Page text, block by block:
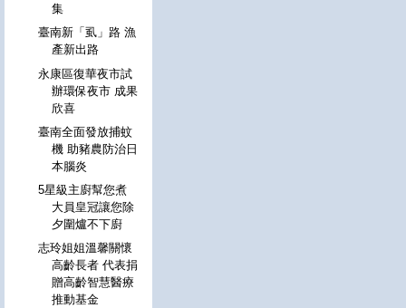
集
臺南新「虱」路 漁
產新出路
永康區復華夜市試
辦環保夜市 成果
欣喜
臺南全面發放捕蚊
機 助豬農防治日
本腦炎
5星級主廚幫您煮
大員皇冠讓您除
夕圍爐不下廚
志玲姐姐溫馨關懷
高齡長者 代表捐
贈高齡智慧醫療
推動基金